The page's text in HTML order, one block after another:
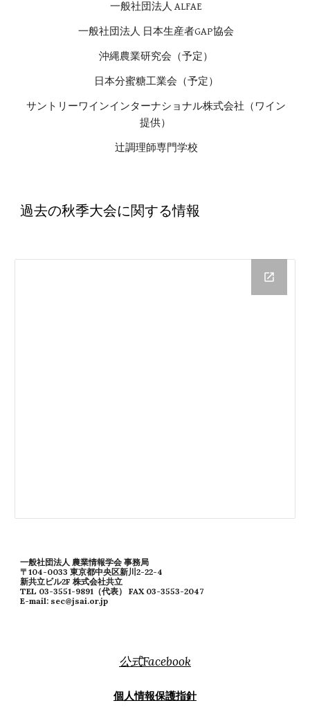
一般社団法人 ALFAE
一般社団法人 日本生産者GAP協会
沖縄農業研究会（予定）
日本分蜜糖工業会（予定）
提供）
辻調理師専門学校
過去の秋季大会に関する情報
一般社団法人 農業情報学会 事務局
〒104-0033 東京都中央区新川2-22-4
新共立ビル2F 株式会社共立
TEL 03-3551-9891（代表） FAX 03-3553-2047
E-mail: sec@jsai.or.jp
公式Facebook
個人情報保護指針